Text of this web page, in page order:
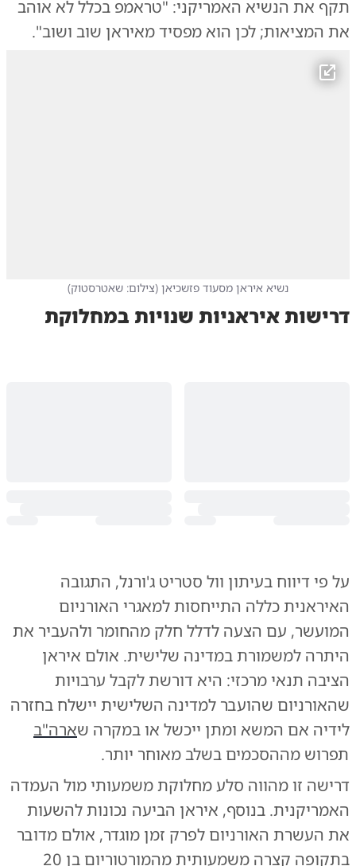
תקף את הנשיא האמריקני: "טראמפ בכלל לא אוהב
את המציאות; לכן הוא מפסיד מאיראן שוב ושוב".
נשיא איראן מסעוד פזשכיאן (צילום: שאטרסטוק)
דרישות איראניות שנויות במחלוקת
על פי דיווח בעיתון וול סטריט ג'ורנל, התגובה
האיראנית כללה התייחסות למאגרי האורניום
המועשר, עם הצעה לדלל חלק מהחומר ולהעביר את
היתרה למשמורת במדינה שלישית. אולם איראן
הציבה תנאי מרכזי: היא דורשת לקבל ערבויות
שהאורניום שהועבר למדינה השלישית יישלח בחזרה
לידיה אם המשא ומתן ייכשל או במקרה שארה"ב
תפרוש מההסכמים בשלב מאוחר יותר.
דרישה זו מהווה סלע מחלוקת משמעותי מול העמדה
האמריקנית. בנוסף, איראן הביעה נכונות להשעות
את העשרת האורניום לפרק זמן מוגדר, אולם מדובר
בתקופה קצרה משמעותית מהמורטוריום בן 20